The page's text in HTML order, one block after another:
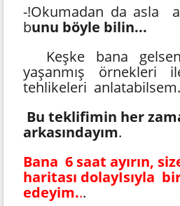
-!Okumadan da asla
bunu böyle bilin...
Keşke bana
yaşanmış örnekleri
tehlikeleri anlatabilsem.
Bu teklifimin her
arkasındayım.
Bana 6 saat ayırın,
haritası dolayIsıyla
edeyim..